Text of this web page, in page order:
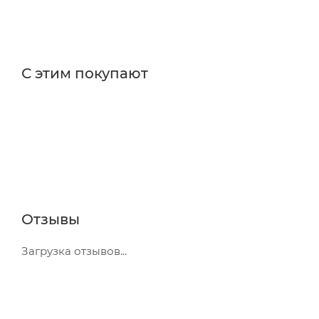
С этим покупают
Отзывы
Загрузка отзывов...